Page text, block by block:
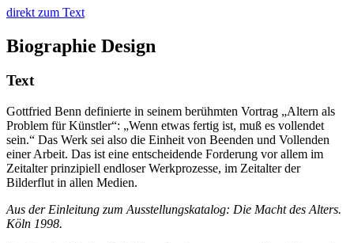
direkt zum Text
Biographie Design
Text
Gottfried Benn definierte in seinem berühmten Vortrag „Altern als
Problem für Künstler“: „Wenn etwas fertig ist, muß es vollendet
sein.“ Das Werk sei also die Einheit von Beenden und Vollenden
einer Arbeit. Das ist eine entscheidende Forderung vor allem im
Zeitalter prinzipiell endloser Werkprozesse, im Zeitalter der
Bilderflut in allen Medien.
Aus der Einleitung zum Ausstellungskatalog: Die Macht des Alters.
Köln 1998.